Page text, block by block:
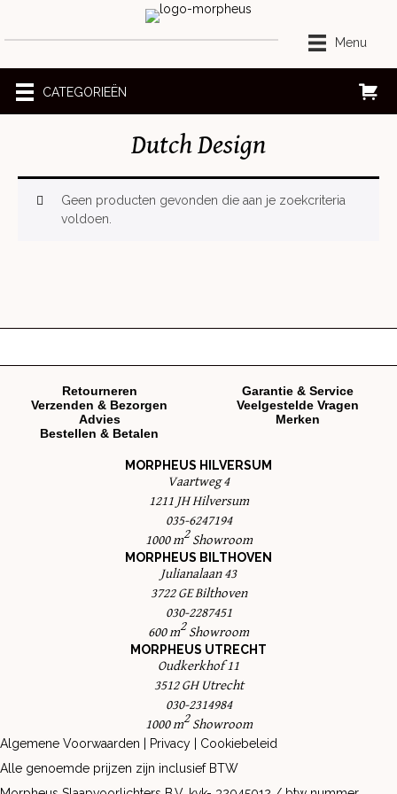
de
Menu
CATEGORIEËN
Dutch Design
Geen producten gevonden die aan je zoekcriteria
voldoen.
Retourneren
Verzenden & Bezorgen
Advies
Bestellen & Betalen
Garantie & Service
Veelgestelde Vragen
Merken
MORPHEUS HILVERSUM
Vaartweg 4
1211 JH Hilversum
035-6247194
1000 m2Showroom
MORPHEUS BILTHOVEN
Julianalaan 43
3722 GE Bilthoven
030-2287451
600 m2 Showroom
MORPHEUS UTRECHT
Oudkerkhof 11
3512 GH Utrecht
030-2314984
1000 m2Showroom
Algemene Voorwaarden Privacy
Cookiebeleid
Alle genoemde prijzen zijn inclusief BTW